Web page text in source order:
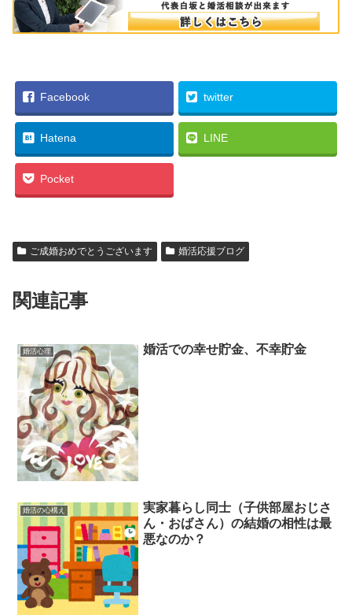
Facebook twitter
Hatena LINE
Pocket
ご成婚おめでとうございます 婚活応援ブログ
関連記事
婚活心理 婚活での幸せ貯金、不幸貯金
婚活の心構え
実家暮らし同士（子供部屋おじさ
ん・おばさん）の結婚の相性は最
悪なのか？